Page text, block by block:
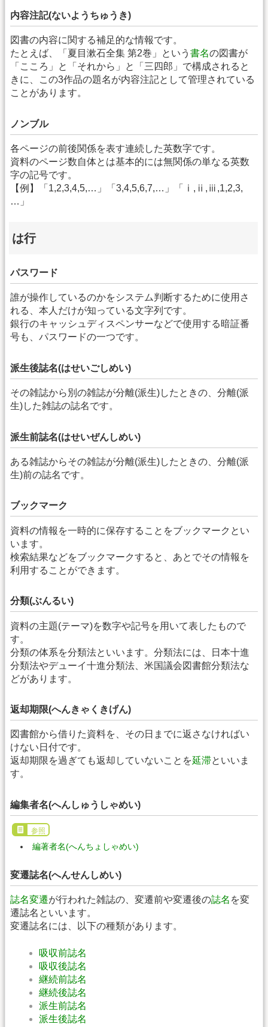
内容注記(ないようちゅうき)
図書の内容に関する補足的な情報です。
たとえば、「夏目漱石全集 第2巻」という 書名の図書が
「こころ」と「それから」と「三四郎」で構成されると
きに、この3作品の題名が内容注記として管理されている
ことがあります。
ノンブル
各ページの前後関係を表す連続した英数字です。
資料のページ数自体とは基本的には無関係の単なる英数
字の記号です。
【例】「1,2,3,4,5,…」「3,4,5,6,7,…」「ⅰ,ⅱ,ⅲ,1,2,3,
…」
は行
パスワード
誰が操作しているのかをシステム判断するために使用さ
れる、本人だけが知っている文字列です。
銀行のキャッシュディスペンサーなどで使用する暗証番
号も、パスワードの一つです。
派生後誌名(はせいごしめい)
その雑誌から別の雑誌が分離(派生)したときの、分離(派
生)した雑誌の誌名です。
派生前誌名(はせいぜんしめい)
ある雑誌からその雑誌が分離(派生)したときの、分離(派
生)前の誌名です。
ブックマーク
資料の情報を一時的に保存することをブックマークとい
います。
検索結果などをブックマークすると、あとでその情報を
利用することができます。
分類(ぶんるい)
資料の主題(テーマ)を数字や記号を用いて表したもので
す。
分類の体系を分類法といいます。分類法には、日本十進
分類法やデューイ十進分類法、米国議会図書館分類法な
どがあります。
返却期限(へんきゃくきげん)
図書館から借りた資料を、その日までに返さなければい
けない日付です。
返却期限を過ぎても返却していないことを延滞といいま
す。
編集者名(へんしゅうしゃめい)
参照
編著者名(へんちょしゃめい)
変遷誌名(へんせんしめい)
誌名変遷が行われた雑誌の、変遷前や変遷後の誌名 を変
遷誌名といいます。
変遷誌名には、以下の種類があります。
吸収前誌名
吸収後誌名
継続前誌名
継続後誌名
派生前誌名
派生後誌名